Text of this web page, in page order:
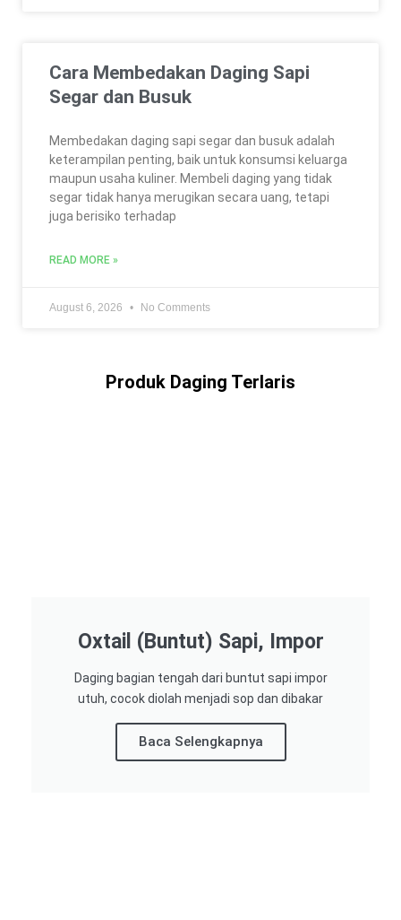
Cara Membedakan Daging Sapi
Segar dan Busuk
Membedakan daging sapi segar dan busuk adalah
keterampilan penting, baik untuk konsumsi keluarga
maupun usaha kuliner. Membeli daging yang tidak
segar tidak hanya merugikan secara uang, tetapi
juga berisiko terhadap
READ MORE »
August 6, 2026 No Comments
Produk Daging Terlaris
Oxtail (Buntut) Sapi, Impor
Daging bagian tengah dari buntut sapi impor
utuh, cocok diolah menjadi sop dan dibakar
Baca Selengkapnya